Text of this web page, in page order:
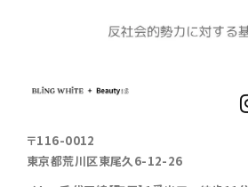
〒116-0012
東京都荒川区東尾久6-12-26